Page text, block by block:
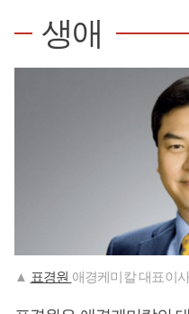
생애
▲ 표경원 애경케미칼 대표이